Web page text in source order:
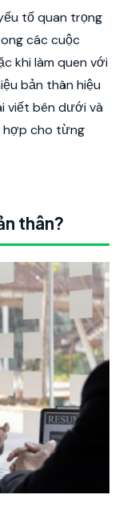
tố quan trọng
các cuộc
khi làm quen với
bản thân hiệu
viết bên dưới và
hợp cho từng
thân?